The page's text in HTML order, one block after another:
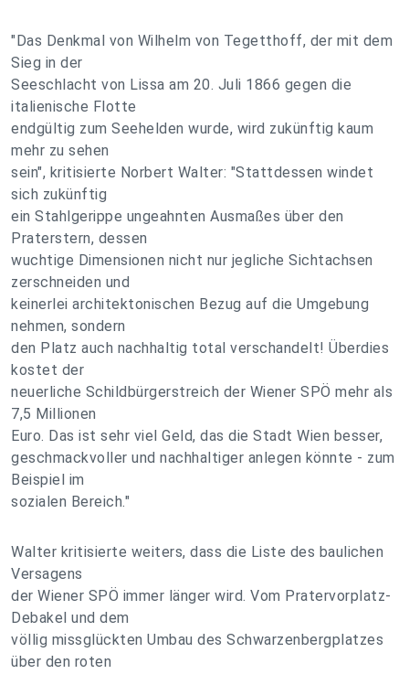
"Das Denkmal von Wilhelm von Tegetthoff, der mit dem
Sieg in der
Seeschlacht von Lissa am 20. Juli 1866 gegen die
italienische Flotte
endgültig zum Seehelden wurde, wird zukünftig kaum
mehr zu sehen
sein", kritisierte Norbert Walter: "Stattdessen windet
sich zukünftig
ein Stahlgerippe ungeahnten Ausmaßes über den
Praterstern, dessen
wuchtige Dimensionen nicht nur jegliche Sichtachsen
zerschneiden und
keinerlei architektonischen Bezug auf die Umgebung
nehmen, sondern
den Platz auch nachhaltig total verschandelt! Überdies
kostet der
neuerliche Schildbürgerstreich der Wiener SPÖ mehr als
7,5 Millionen
Euro. Das ist sehr viel Geld, das die Stadt Wien besser,
geschmackvoller und nachhaltiger anlegen könnte - zum
Beispiel im
sozialen Bereich."
Walter kritisierte weiters, dass die Liste des baulichen
Versagens
der Wiener SPÖ immer länger wird. Vom Pratervorplatz-
Debakel und dem
völlig missglückten Umbau des Schwarzenbergplatzes
über den roten